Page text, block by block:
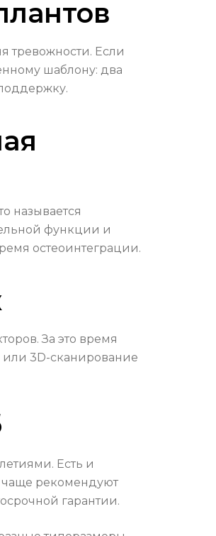
тревожности. Если
шаблону: два
называется
функции и
остеоинтеграции.
За это время
или 3D-сканирование
Есть и
чаще рекомендуют
гарантии.